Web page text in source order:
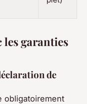
les garanties
de
obligatoirement